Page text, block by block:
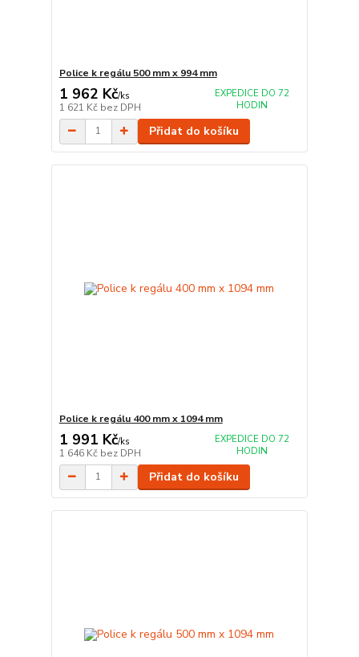
Police k regálu 500 mm x 994 mm
1 962 Kč/ks
1 621 Kč bez DPH
EXPEDICE DO 72
HODIN
Přidat do košíku
Police k regálu 400 mm x 1094 mm
1 991 Kč/ks
1 646 Kč bez DPH
EXPEDICE DO 72
HODIN
Přidat do košíku